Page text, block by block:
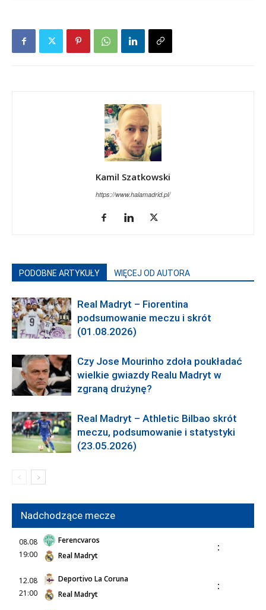
Kamil Szatkowski
https://www.halamadrid.pl/
PODOBNE ARTYKUŁY WIĘCEJ OD AUTORA
Real Madryt – Fiorentina
podsumowanie meczu i skrót
(01.08.2026)
Czy Jose Mourinho zdoła poukładać
wielkie gwiazdy Realu Madryt w
zgraną drużynę?
Real Madryt – Athletic Bilbao skrót
meczu, podsumowanie i statystyki
(23.05.2026)
Nadchodzące mecze
08.08
19:00
Ferencvaros
Real Madryt
:
12.08
21:00
Deportivo La Coruna
Real Madryt
: